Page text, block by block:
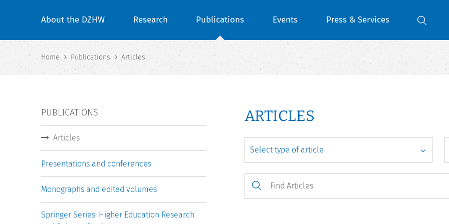
About the DZHW Research Publications Events Press & Services
Home Publications Articles
ARTICLES
PUBLICATIONS
Articles
Presentations and conferences
Monographs and edited volumes
Springer Series: Higher Education Research